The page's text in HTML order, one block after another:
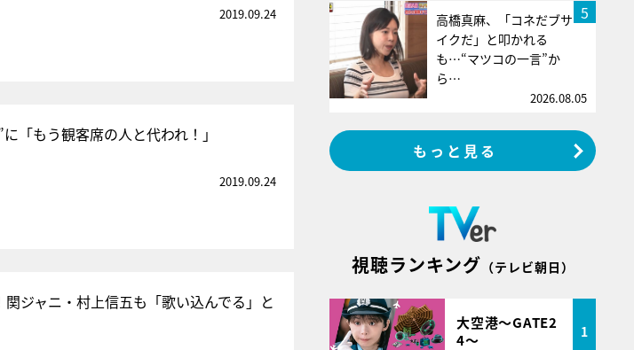
2019.09.24
「もう観客席の人と代われ！」
2019.09.24
ジャニ・村上信五も「歌い込んでる」と
5
高橋真麻、「コネだブサ
イクだ」と叩かれる
も…“マツコの一言”か
ら…
2026.08.05
もっと見る
視聴ランキング （テレビ朝日）
大空港～GATE2
4～
1